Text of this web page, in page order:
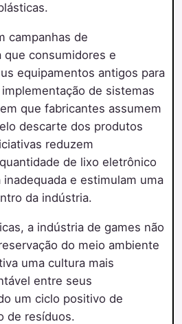
campanhas de
que consumidores e
equipamentos antigos para
de sistemas
que fabricantes assumem
descarte dos produtos
reduzem
de lixo eletrônico
e estimulam uma
da indústria.
a indústria de games não
do meio ambiente
uma cultura mais
entre seus
um ciclo positivo de
de resíduos.